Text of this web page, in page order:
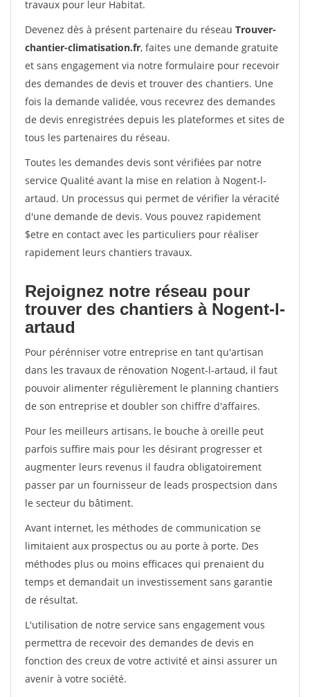
travaux pour leur Habitat.
Devenez dès à présent partenaire du réseau Trouver-
chantier-climatisation.fr, faites une demande gratuite
et sans engagement via notre formulaire pour recevoir
des demandes de devis et trouver des chantiers. Une
fois la demande validée, vous recevrez des demandes
de devis enregistrées depuis les plateformes et sites de
tous les partenaires du réseau.
Toutes les demandes devis sont vérifiées par notre
service Qualité avant la mise en relation à Nogent-l-
artaud. Un processus qui permet de vérifier la véracité
d'une demande de devis. Vous pouvez rapidement
$etre en contact avec les particuliers pour réaliser
rapidement leurs chantiers travaux.
Rejoignez notre réseau pour
trouver des chantiers à Nogent-l-
artaud
Pour pérénniser votre entreprise en tant qu'artisan
dans les travaux de rénovation Nogent-l-artaud, il faut
pouvoir alimenter régulièrement le planning chantiers
de son entreprise et doubler son chiffre d'affaires.
Pour les meilleurs artisans, le bouche à oreille peut
parfois suffire mais pour les désirant progresser et
augmenter leurs revenus il faudra obligatoirement
passer par un fournisseur de leads prospectsion dans
le secteur du bâtiment.
Avant internet, les méthodes de communication se
limitaient aux prospectus ou au porte à porte. Des
méthodes plus ou moins efficaces qui prenaient du
temps et demandait un investissement sans garantie
de résultat.
L'utilisation de notre service sans engagement vous
permettra de recevoir des demandes de devis en
fonction des creux de votre activité et ainsi assurer un
avenir à votre société.